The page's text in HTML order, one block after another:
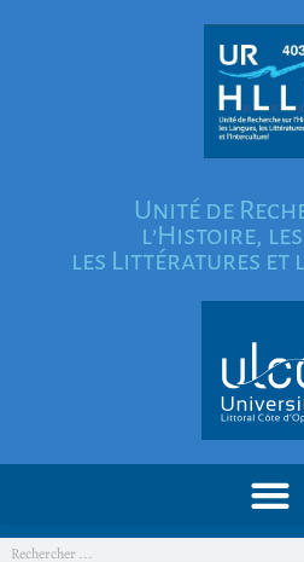
Unité de
l’Histoire,
les Littératures et